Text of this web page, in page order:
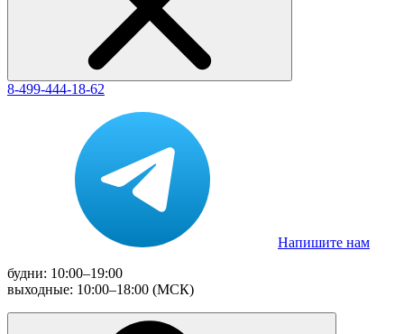
8-499-444-18-62
Напишите нам
будни: 10:00–19:00
выходные: 10:00–18:00 (МСК)